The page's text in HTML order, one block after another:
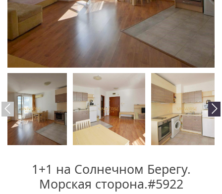
1+1 на Солнечном Берегу.
Морская сторона.#5922